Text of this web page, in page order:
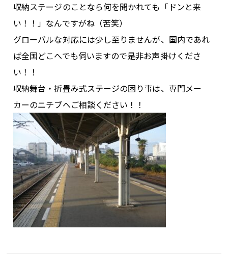
収納ステージのことなら何を聞かれても「ドンと来
い！！」なんですがね（苦笑）
グローバルな対応には少し至りませんが、国内であれ
ば全国どこへでも伺いますので是非お声掛けくださ
い！！
収納舞台・折畳み式ステージの困り事は、専門メー
カーのニチブへご相談ください！！